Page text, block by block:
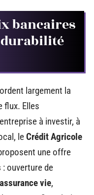
bancaires
largement la
flux. Elles
à investir, à
leCrédit Agricole
une offre
: ouverture de
vie,